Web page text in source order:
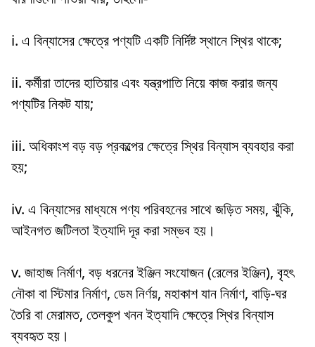
i. এ বিন্যাসের ক্ষেত্রে পণ্যটি একটি নির্দিষ্ট স্থানে স্থির থাকে;
ii. কর্মীরা তাদের হাতিয়ার এবং যন্ত্রপাতি নিয়ে কাজ করার জন্য
পণ্যটির নিকট যায়;
iii. অধিকাংশ বড় বড় প্রকল্পের ক্ষেত্রে স্থির বিন্যাস ব্যবহার করা
হয়;
iv. এ বিন্যাসের মাধ্যমে পণ্য পরিবহনের সাথে জড়িত সময়, ঝুঁকি,
আইনগত জটিলতা ইত্যাদি দূর করা সম্ভব হয়।
v. জাহাজ নির্মাণ, বড় ধরনের ইঞ্জিন সংযোজন (রেলের ইঞ্জিন), বৃহৎ
নৌকা বা স্টিমার নির্মাণ, ডেম নির্ণয়, মহাকাশ যান নির্মাণ, বাড়ি-ঘর
তৈরি বা মেরামত, তেলকুপ খনন ইত্যাদি ক্ষেত্রে স্থির বিন্যাস
ব্যবহৃত হয়।